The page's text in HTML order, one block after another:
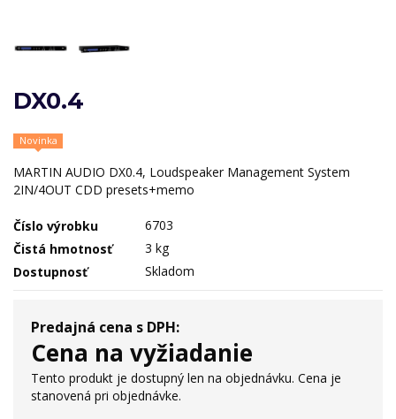
DX0.4
Novinka
MARTIN AUDIO DX0.4, Loudspeaker Management System
2IN/4OUT CDD presets+memo
Číslo výrobku
6703
Čistá hmotnosť
3 kg
Dostupnosť
Skladom
Predajná cena s DPH:
Cena na vyžiadanie
Tento produkt je dostupný len na objednávku. Cena je
stanovená pri objednávke.